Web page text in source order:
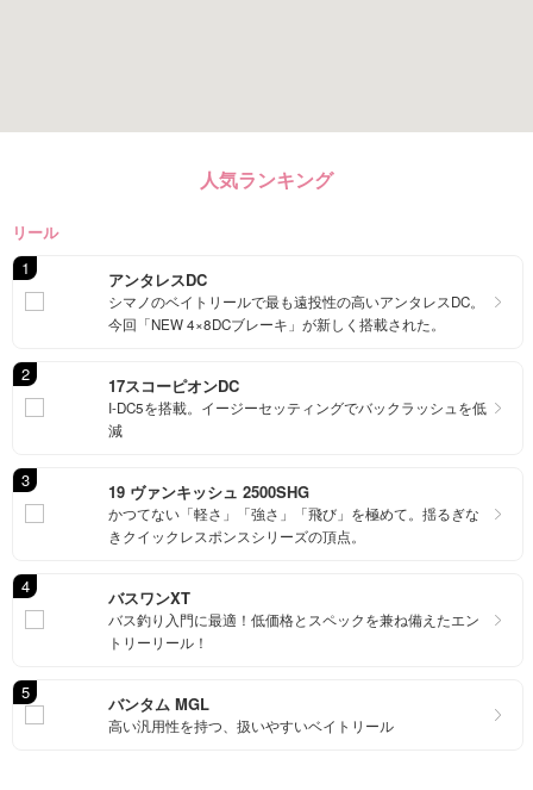
人気ランキング
リール
1
アンタレスDC
シマノのベイトリールで最も遠投性の高いアンタレスDC。
今回「NEW 4×8DCブレーキ」が新しく搭載された。
2
17スコーピオンDC
I-DC5を搭載。イージーセッティングでバックラッシュを低
減
3
19 ヴァンキッシュ 2500SHG
かつてない「軽さ」「強さ」「飛び」を極めて。揺るぎな
きクイックレスポンスシリーズの頂点。
4
バスワンXT
バス釣り入門に最適！低価格とスペックを兼ね備えたエン
トリーリール！
5
バンタム MGL
高い汎用性を持つ、扱いやすいベイトリール